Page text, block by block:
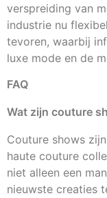
verspreiding van
industrie nu
tevoren, waarbij
luxe mode en de
FAQ
Wat zijn couture
Couture shows
haute couture
niet alleen een
nieuwste creaties